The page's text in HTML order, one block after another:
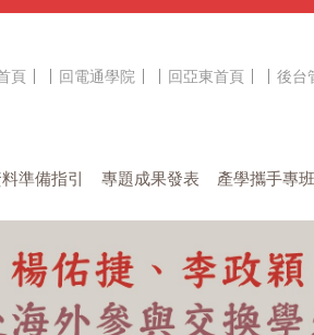
頁 回電通學院 回亞東首頁 後台
準備指引 專題成果發表 產學攜手專班